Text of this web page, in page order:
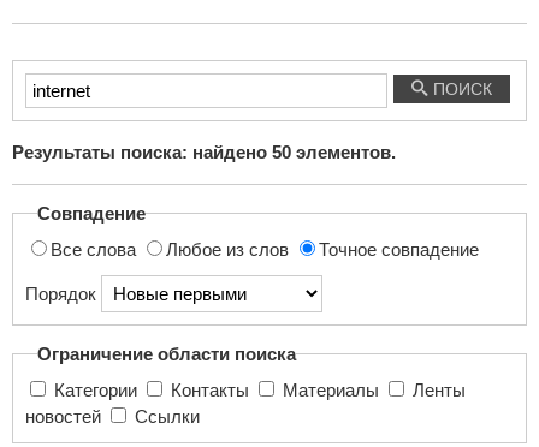
Введите
текст
поиска...
ПОИСК
Результаты поиска: найдено 50 элементов.
Совпадение
Все слова
Любое из слов Точное совпадение
Порядок
Ограничение области поиска
Категории
Контакты Материалы
новостей
Ссылки